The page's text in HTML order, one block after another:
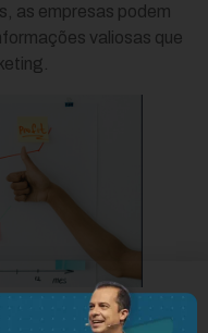
as empresas podem
valiosas que
para o